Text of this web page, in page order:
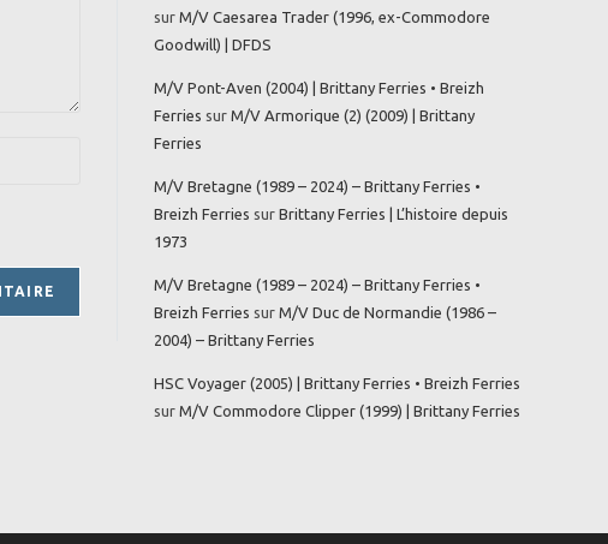
sur M/V Caesarea Trader (1996, ex-Commodore
Goodwill) | DFDS
M/V Pont-Aven (2004) | Brittany Ferries • Breizh
Ferries sur M/V Armorique (2) (2009) | Brittany
Ferries
M/V Bretagne (1989 – 2024) – Brittany Ferries •
Breizh Ferries sur Brittany Ferries | L’histoire depuis
1973
M/V Bretagne (1989 – 2024) – Brittany Ferries •
Breizh Ferries sur M/V Duc de Normandie (1986 –
2004) – Brittany Ferries
HSC Voyager (2005) | Brittany Ferries • Breizh Ferries
sur M/V Commodore Clipper (1999) | Brittany Ferries